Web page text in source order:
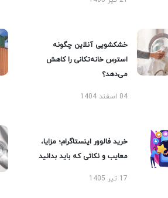
خشکشویی آنلاین چگونه
استرس خانه‌تکانی را کاهش
می‌دهد؟
04 اسفند 1404
خرید فالوور اینستاگرام؛ مزایا،
معایب و نکاتی که باید بدانید
17 تیر 1405